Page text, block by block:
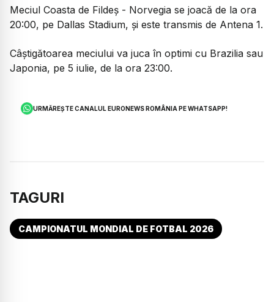
Meciul Coasta de Fildeș - Norvegia se joacă de la ora
20:00, pe Dallas Stadium, și este transmis de Antena 1.
Câștigătoarea meciului va juca în optimi cu Brazilia sau
Japonia, pe 5 iulie, de la ora 23:00.
URMĂREȘTE CANALUL EURONEWS ROMÂNIA PE WHATSAPP!
TAGURI
CAMPIONATUL MONDIAL DE FOTBAL 2026